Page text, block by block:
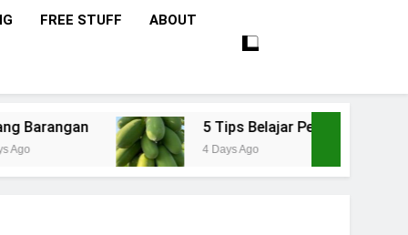
FREE STUFF ABOUT
5 Tips Belajar Pengetahuan Baru Bidang Pertanian dan